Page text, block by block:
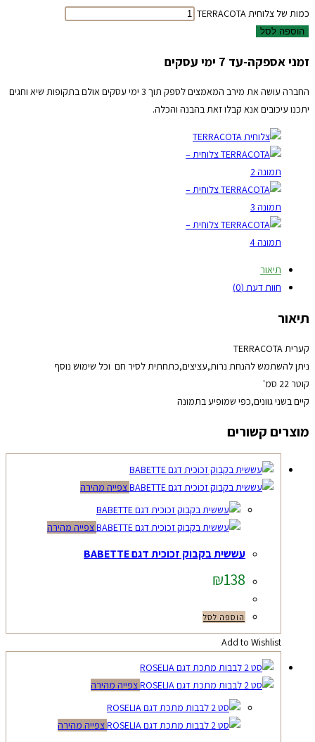
כמות של צלוחית TERRACOTA
הוספה לסל
זמני אספקה-עד 7 ימי עסקים
החברה עושה את מירב המאמצים לספק תוך 3 ימי עסקים אולם בתקופות שיא וחגים
יתכנו עיכובים אנא קבלו זאת בהבנה והכלה.
תיאור
חוות דעת (0)
תיאור
קערית TERRACOTA
ניתן להשתמש להנחת נרות,עציצים,כתחתית לסיר חם וכל שימוש נוסף
קוטר 22 סמ'
קיים בשני גוונים,כפי שמופיע בתמונה
מוצרים קשורים
צפייה מהירה
צפייה מהירה
עששית בקבוק זכוכית דגם BABETTE
₪138
הוספה לסל
Add to Wishlist
צפייה מהירה
צפייה מהירה